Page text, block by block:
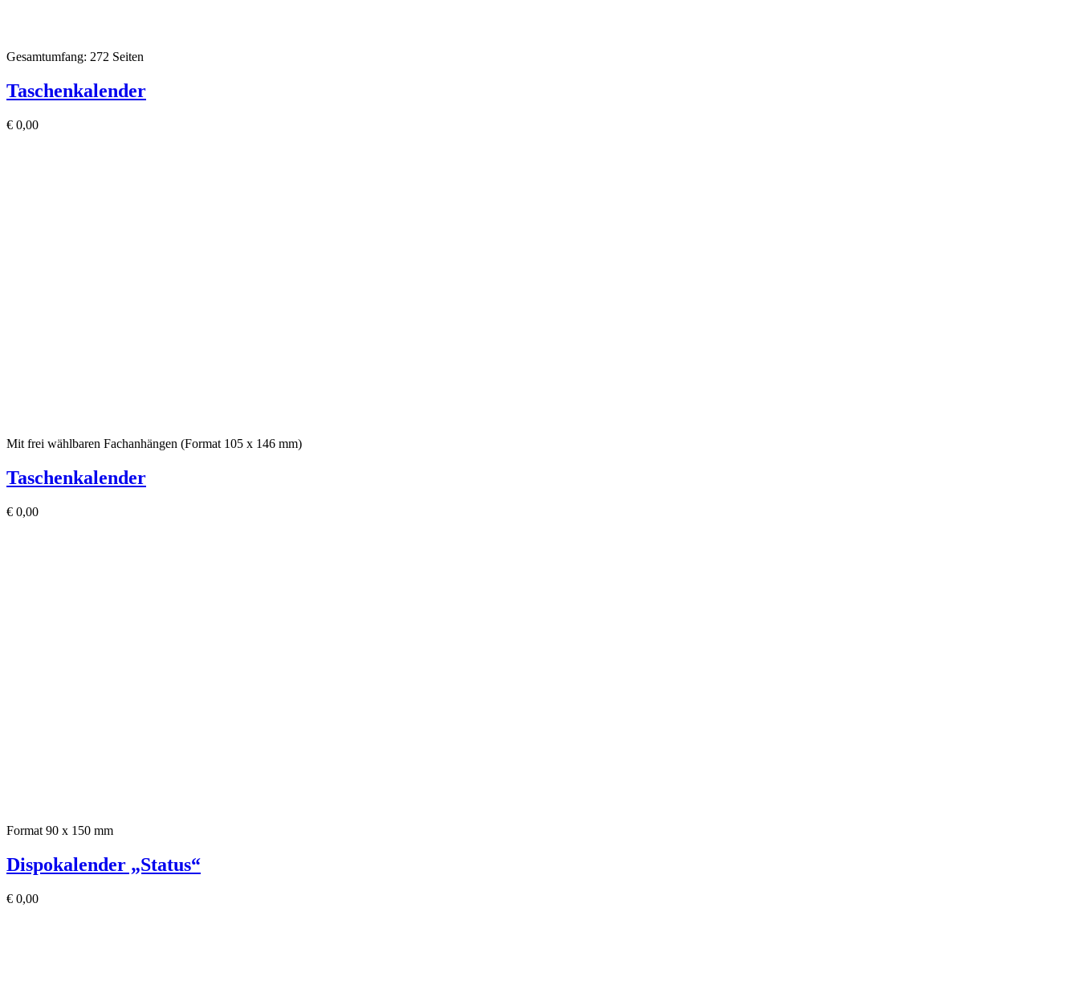
Gesamtumfang: 272 Seiten
Taschenkalender
€ 0,00
Mit frei wählbaren Fachanhängen (Format 105 x 146 mm)
Taschenkalender
€ 0,00
Format 90 x 150 mm
Dispokalender „Status“
€ 0,00